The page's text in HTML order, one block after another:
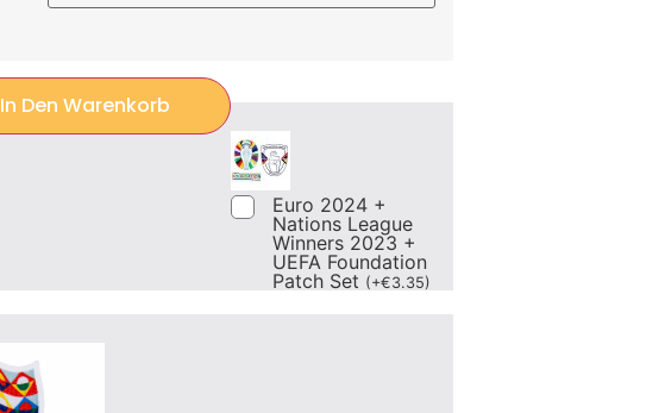
In Den Warenkorb
Euro 2024 +
Nations League
Winners 2023 +
UEFA Foundation
Patch Set (+€3.35)